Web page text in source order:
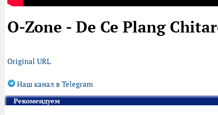
O-Zone - De Ce Plang
Original URL
Наш канал в Telegram
Рекомендуем